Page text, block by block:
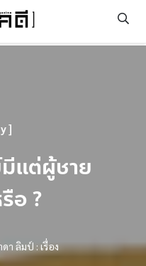
แต่ผู้ชาย
อ ?
า ลิมป์ : เรื่อง